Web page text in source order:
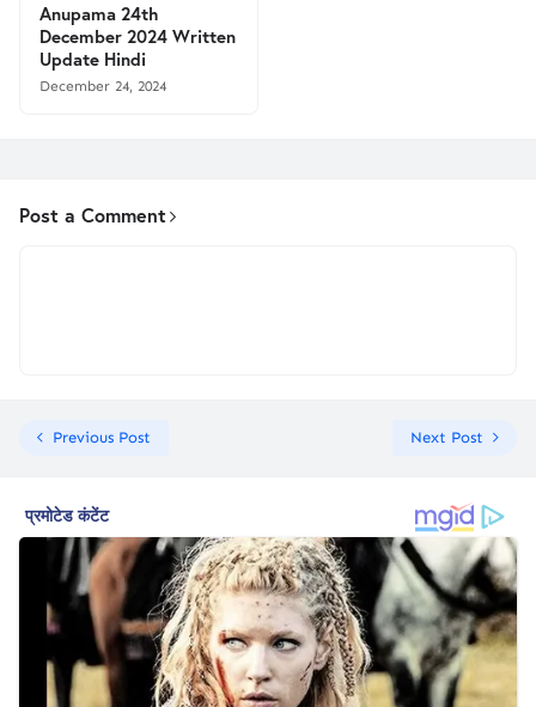
Anupama 24th
December 2024 Written
Update Hindi
December 24, 2024
Post a Comment
Previous Post Next Post